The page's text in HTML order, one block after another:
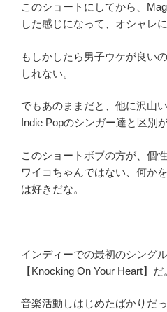
このショートにしてから、
した感じになって、オシャレ
もしかしたら男子ウケが良い
しれない。
でもあのままだと、他に沢山
Indie Popのシンガー達と区別
このショートボブの方が、個
ワイコちゃんではない、何か
は好きだな。
インディーでの最初のシング
【Knocking On Your Heart】だ
音楽活動しはじめたばかりだ